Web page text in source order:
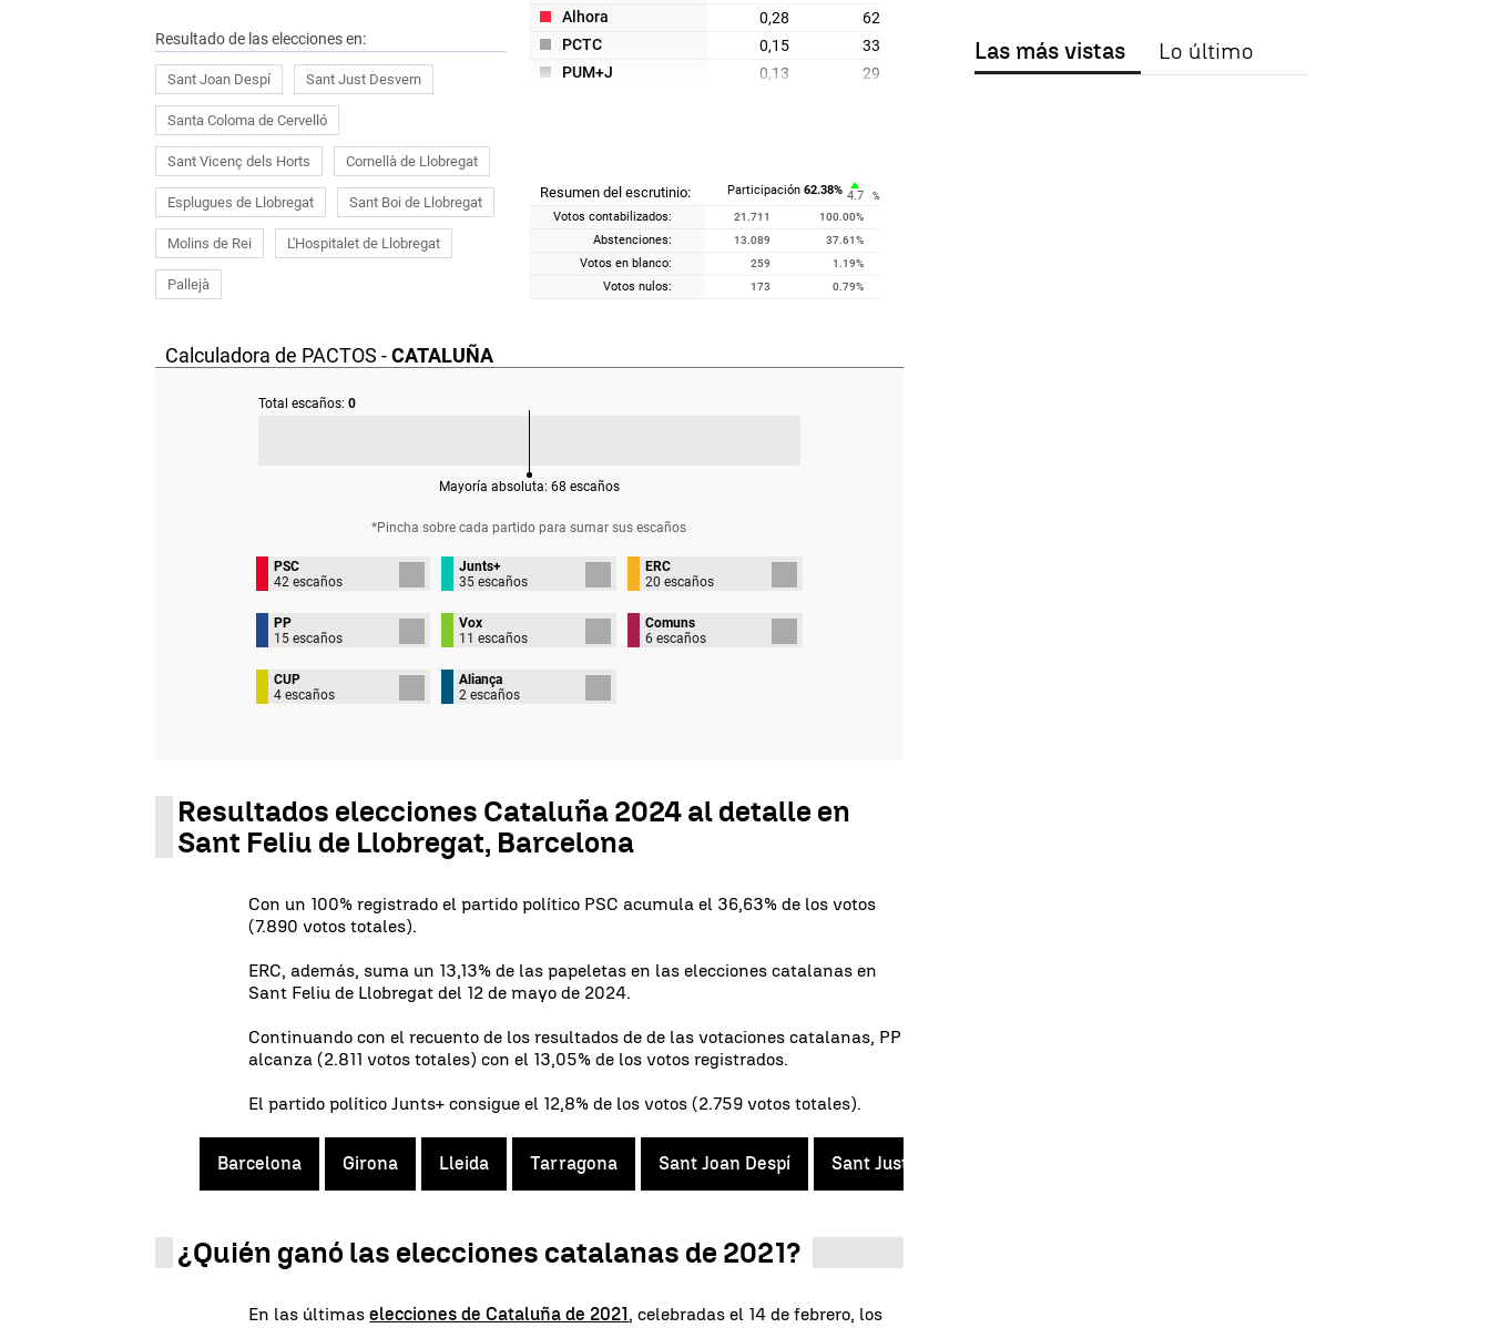
Resultado de las elecciones en:
Sant Joan Despí Sant Just Desvern
Santa Coloma de Cervelló
Sant Vicenç dels Horts Cornellà de Llobregat
Esplugues de Llobregat Sant Boi de Llobregat
Molins de Rei L'Hospitalet de Llobregat
Pallejà
Alhora
0,28
62
PCTC
0,15
33
PUM+J
0,13
29
Resumen del escrutinio: Participación 62.38% 4.7 %
Votos contabilizados: 21.711 100.00%
Abstenciones: 13.089 37.61%
Votos en blanco: 259 1.19%
Votos nulos: 173 0.79%
Calculadora de PACTOS -CATALUÑA
Total escaños: 0
Mayoría absoluta: 68 escaños
*Pincha sobre cada partido para sumar sus escaños
PSC
42 escaños
Junts+
35 escaños
ERC
20 escaños
PP
15 escaños
Vox
11 escaños
Comuns
6 escaños
CUP
4 escaños
Aliança
2 escaños
Resultados elecciones Cataluña 2024 al detalle en
Sant Feliu de Llobregat, Barcelona
Con un 100% registrado el partido político PSC acumula el 36,63% de los votos
(7.890 votos totales).
ERC, además, suma un 13,13% de las papeletas en las elecciones catalanas en
Sant Feliu de Llobregat del 12 de mayo de 2024.
Continuando con el recuento de los resultados de de las votaciones catalanas, PP
alcanza (2.811 votos totales) con el 13,05% de los votos registrados.
El partido político Junts+ consigue el 12,8% de los votos (2.759 votos totales).
Barcelona Girona Lleida Tarragona Sant Joan Despí Sant Just Desvern
¿Quién ganó las elecciones catalanas de 2021?
En las últimaselecciones de Cataluña de 2021, celebradas el 14 de febrero, los
Las más vistas Lo último